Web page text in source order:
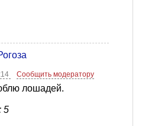
Сообщить модератору
лошадей.
5